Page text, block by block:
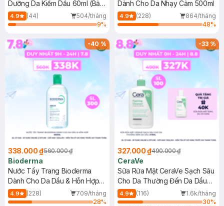
Dưỡng Da Kiềm Dầu 60ml (Bản
Mới)
4.9 (44)
504/tháng
9%
Dành Cho Da Nhạy Cảm 500ml
4.9 (228)
864/tháng
48%
-40%
338.000 ₫560.000 ₫
Bioderma
Nước Tẩy Trang Bioderma
Dành Cho Da Dầu & Hỗn Hợp
500ml
4.9 (228)
709/tháng
28%
-33%
327.000 ₫490.000 ₫
CeraVe
Sữa Rửa Mặt CeraVe Sạch Sâu
Cho Da Thường Đến Da Dầu
473ml
4.9 (116)
1.6k/tháng
30%